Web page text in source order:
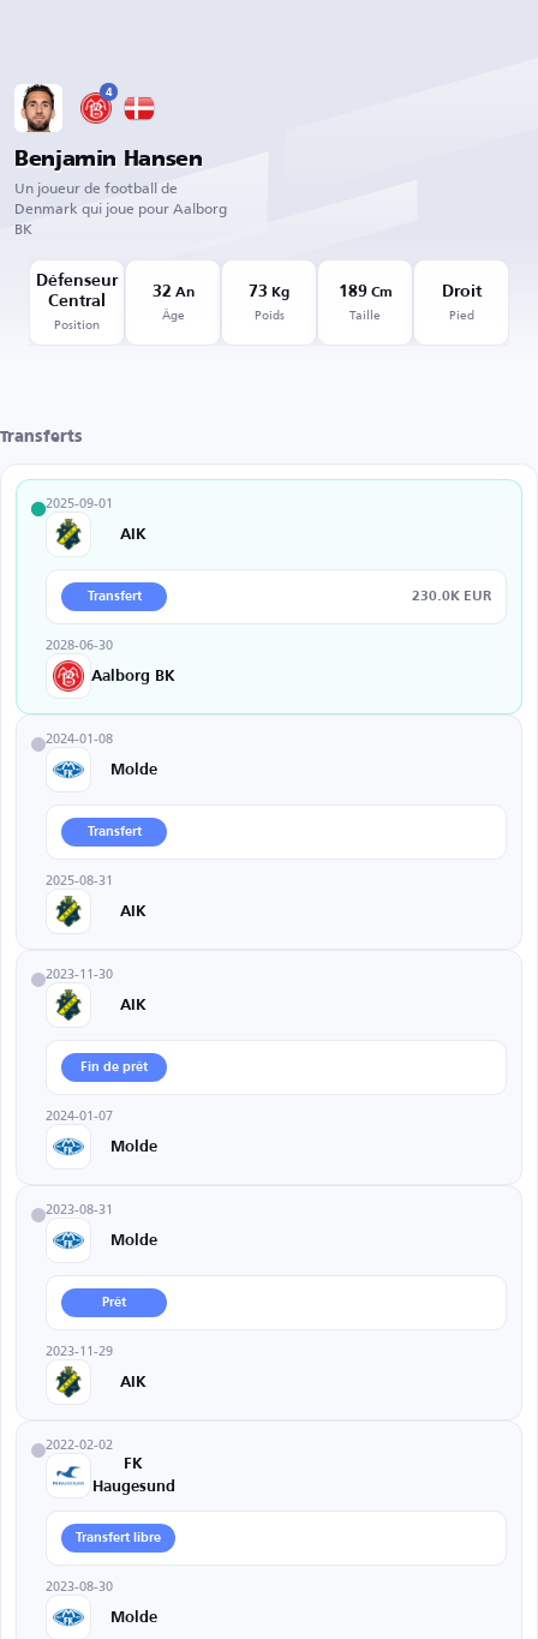
4
Benjamin Hansen
Un joueur de football de
Denmark qui joue pour Aalborg
BK
Défenseur
Central
Position
32 An
Âge
73 Kg
Poids
189Cm
Taille
Droit
Pied
Transferts
2025-09-01
AIK
Transfert 230.0K EUR
2028-06-30
Aalborg BK
2024-01-08
Molde
Transfert
2025-08-31
AIK
2023-11-30
AIK
Fin de prêt
2024-01-07
Molde
2023-08-31
Molde
Prêt
2023-11-29
AIK
2022-02-02
FK
Haugesund
Transfert libre
2023-08-30
Molde